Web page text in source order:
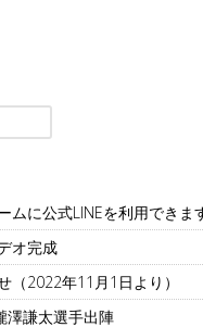
ムに公式LINEを利用できま
オ完成
（2022年11月1日より）
謙太選手出陣